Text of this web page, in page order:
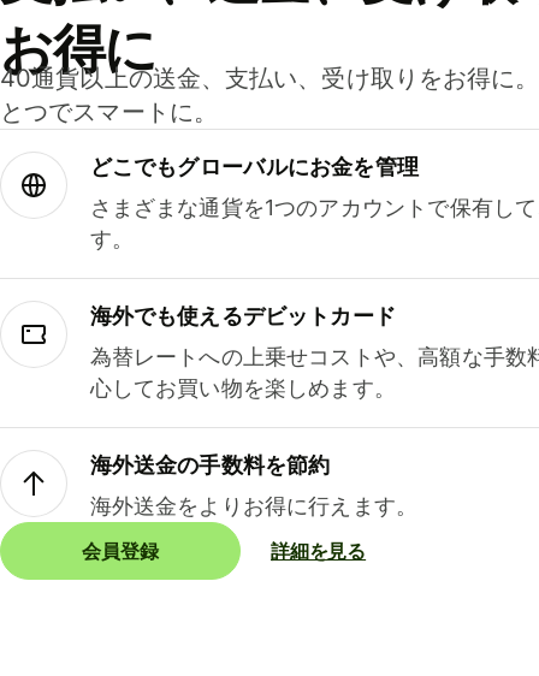
お得に
40通貨以上の送金、支払い、受け取りをお得に
とつでスマートに。
どこでもグ⁠ロ⁠ー⁠バ⁠ルにお金を管理
さまざまな通貨を1つのアカウントで保有し
す。
海外でも使えるデビットカード
為替レートへの上乗せコストや、高額な手数
心してお買い物を楽しめます。
海外送金の手数料を節約
海外送金をよりお得に行えます。
会員登録 詳細を見る